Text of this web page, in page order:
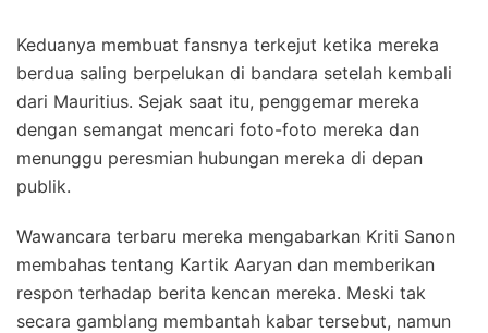
Keduanya membuat fansnya terkejut ketika mereka
berdua saling berpelukan di bandara setelah kembali
dari Mauritius. Sejak saat itu, penggemar mereka
dengan semangat mencari foto-foto mereka dan
menunggu peresmian hubungan mereka di depan
publik.
Wawancara terbaru mereka mengabarkan Kriti Sanon
membahas tentang Kartik Aaryan dan memberikan
respon terhadap berita kencan mereka. Meski tak
secara gamblang membantah kabar tersebut, namun